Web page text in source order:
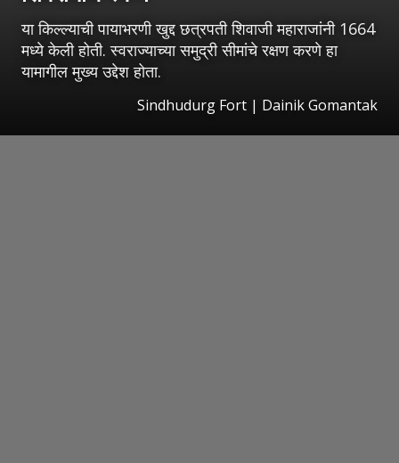
या किल्ल्याची पायाभरणी खुद्द छत्रपती शिवाजी महाराजांनी 1664
मध्ये केली होती. स्वराज्याच्या समुद्री सीमांचे रक्षण करणे हा
यामागील मुख्य उद्देश होता.
Sindhudurg Fort | Dainik Gomantak